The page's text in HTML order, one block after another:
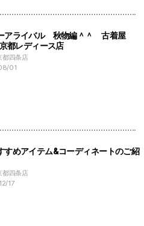
アライバル 秋物編＾＾ 古着屋
都レディース店
都四条店
01
すめアイテム&コーディネートのご紹
都四条店
17